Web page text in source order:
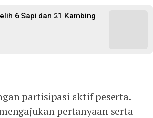
6 Sapi dan 21 Kambing
partisipasi aktif peserta.
pertanyaan serta